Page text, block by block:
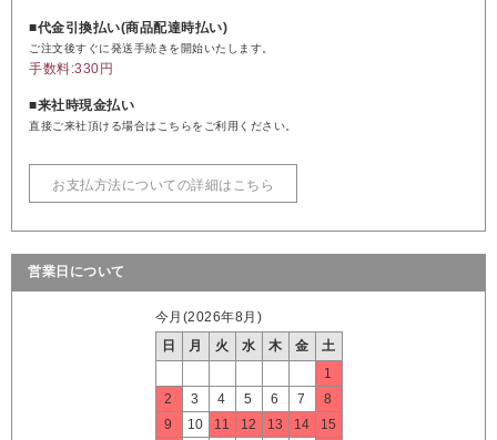
■代金引換払い(商品配達時払い)
ご注文後すぐに発送手続きを開始いたします。
手数料:330円
■来社時現金払い
直接ご来社頂ける場合はこちらをご利用ください。
お支払方法についての詳細はこちら
営業日について
今月(2026年8月)
日
月 火 水 木 金
土
1
2
3 4 5 6 7
8
9
10 11 12 13 14
15